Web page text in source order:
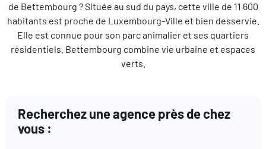
de Bettembourg ? Située au sud du pays, cette ville de 11 600
habitants est proche de Luxembourg-Ville et bien desservie.
Elle est connue pour son parc animalier et ses quartiers
résidentiels. Bettembourg combine vie urbaine et espaces
verts.
Recherchez une agence près de chez
vous :